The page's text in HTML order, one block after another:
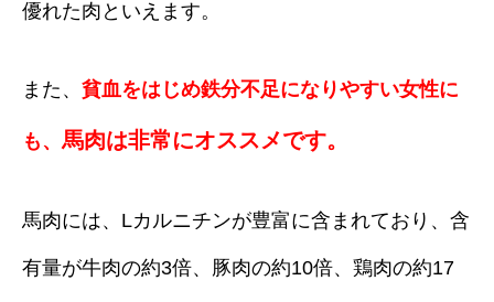
優れた肉といえます。
また、 貧血をはじめ鉄分不足になりやすい女性に
も、 馬肉は非常にオススメです。
馬肉には、Lカルニチンが豊富に含まれており、含
有量が牛肉の約3倍、豚肉の約10倍、鶏肉の約17